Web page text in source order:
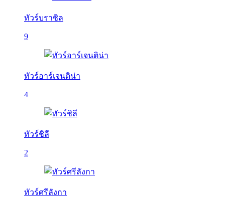
ทัวร์บราซิล
9
ทัวร์อาร์เจนติน่า
4
ทัวร์ชิลี
2
ทัวร์ศรีลังกา